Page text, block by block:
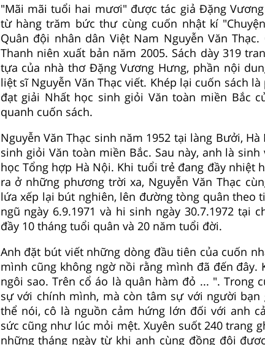
"Mãi mãi tuổi hai mươi" được tác giả Đặng
từ hàng trăm bức thư cùng cuốn nhật kí
Quân đội nhân dân Việt Nam Nguyễn Văn
Thanh niên xuất bản năm 2005. Sách dày 319
tựa của nhà thơ Đặng Vương Hưng, phần nội
liệt sĩ Nguyễn Văn Thạc viết. Khép lại cuốn sách
đạt giải Nhất học sinh giỏi Văn toàn miền Bắc
quanh cuốn sách.
Nguyễn Văn Thạc sinh năm 1952 tại làng Bưởi,
sinh giỏi Văn toàn miền Bắc. Sau này, anh là
học Tổng hợp Hà Nội. Khi tuổi trẻ đang đầy nhiệt
ra ở những phương trời xa, Nguyễn Văn Thạc
lứa xếp lại bút nghiên, lên đường tòng quân theo
ngũ ngày 6.9.1971 và hi sinh ngày 30.7.1972 tại
đầy 10 tháng tuổi quân và 20 năm tuổi đời.
Anh đặt bút viết những dòng đầu tiên của cuốn
mình cũng không ngờ nồi rằng mình đã đến
ngôi sao. Trên cổ áo là quân hàm đỏ ... ". Trong
sự với chính mình, mà còn tâm sự với người bạn
thể nói, cô là nguồn cảm hứng lớn đối với anh
sức cũng như lúc mỏi mệt. Xuyên suốt 240 trang
những tháng ngày từ khi anh cùng đồng đội